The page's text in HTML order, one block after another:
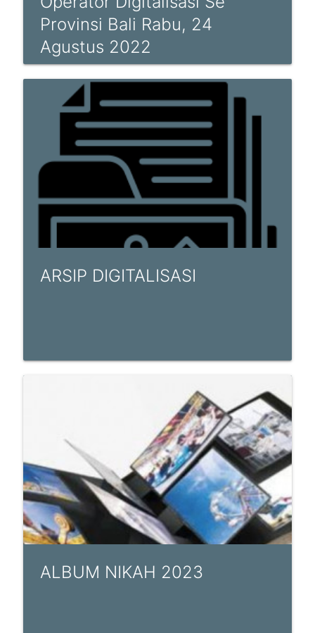
Provinsi Bali Rabu, 24
Agustus 2022
ARSIP DIGITALISASI
ALBUM NIKAH 2023